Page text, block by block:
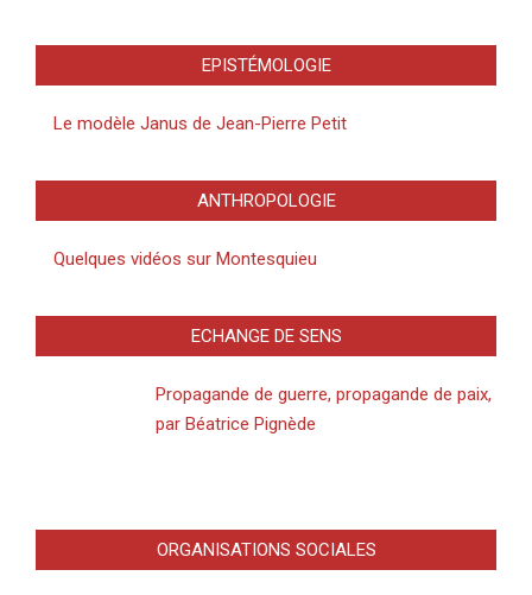
EPISTÉMOLOGIE
Le modèle Janus de Jean-Pierre Petit
ANTHROPOLOGIE
Quelques vidéos sur Montesquieu
ECHANGE DE SENS
Propagande de guerre, propagande de paix,
par Béatrice Pignède
ORGANISATIONS SOCIALES